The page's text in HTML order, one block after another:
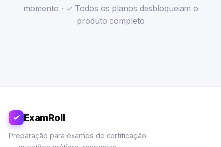
momento · ✓ Todos os planos desbloqueiam o
produto completo
ExamRoll
Preparação para exames de certificação